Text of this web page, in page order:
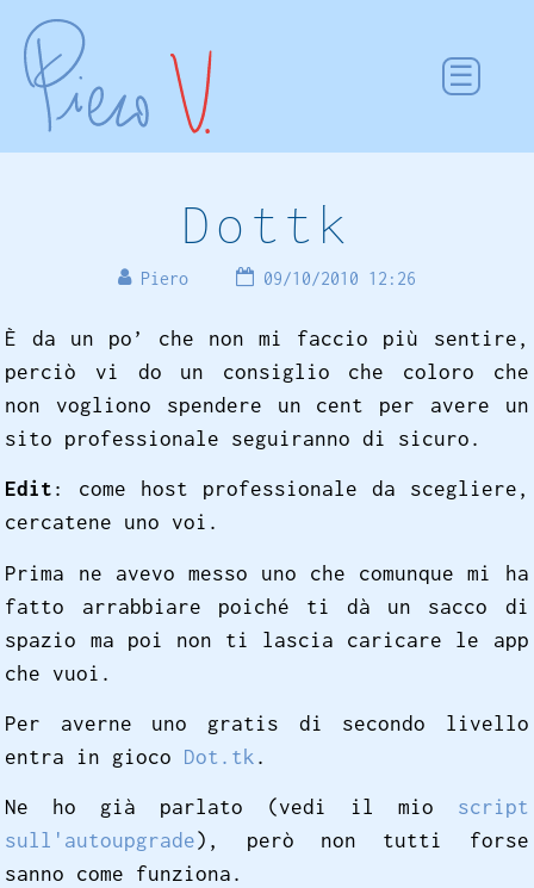
Dottk
Piero 09/10/2010 12:26
È da un po’ che non mi faccio più sentire,
perciò vi do un consiglio che coloro che
non vogliono spendere un cent per avere un
sito professionale seguiranno di sicuro.
Edit : come host professionale da scegliere,
cercatene uno voi.
Prima ne avevo messo uno che comunque mi ha
fatto arrabbiare poiché ti dà un sacco di
spazio ma poi non ti lascia caricare le app
che vuoi.
Per averne uno gratis di secondo livello
entra in gioco Dot.tk .
Ne ho già parlato (vedi il mio script
sull'autoupgrade), però non tutti forse
sanno come funziona.